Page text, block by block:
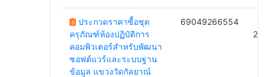
ประกวดราคาซื้อชุด
ครุภัณฑ์ห้องปฏิบัติการ
คอมพิวเตอร์สำหรับพัฒนา
ซอฟต์แวร์และระบบฐาน
ข้อมูล แขวงวัดกัลยาณ์
69049266554